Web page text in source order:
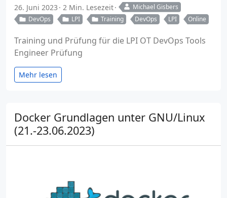
26. Juni 2023 2 Min. Lesezeit
Michael Gisbers
DevOps
LPI Training DevOps LPI Online
Training und Prüfung für die LPI OT DevOps Tools
Engineer Prüfung
Mehr lesen
Docker Grundlagen unter GNU/Linux
(21.-23.06.2023)